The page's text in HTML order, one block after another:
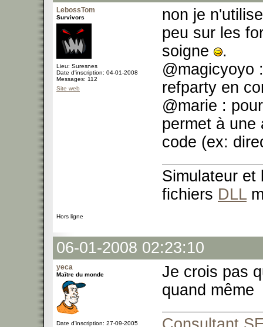
LebossTom
Survivors
Lieu: Suresnes
Date d'inscription: 04-01-2008
Messages: 112
Site web
non je
peu sur les
soigne
.
@magicyoyo
refparty en
@marie :
permet à une
code (ex:
Simulateur
fichiers DLL
Hors ligne
06-01-2008 02:23:10
yeca
Maître du monde
Date d'inscription: 27-09-2005
Je crois pas
quand même